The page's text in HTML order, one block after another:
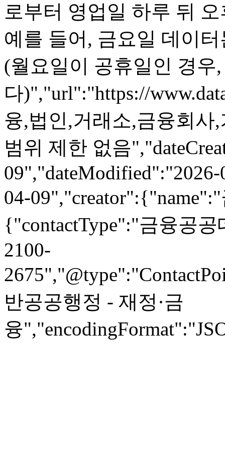
로부터 영업일 하루 뒤
예를 들어, 금요일 데이
(월요일이 공휴일인 경
다)","url":"https://
융,법인,거래소,금융회사
범위 제한 없음
04-
{"contactType":"금융공
2100-
반공공행정 - 재정·금
융